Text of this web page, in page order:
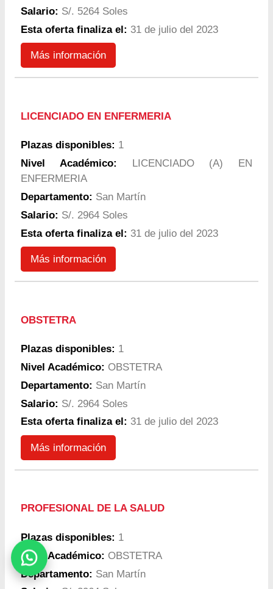
Salario: S/. 5264 Soles
Esta oferta finaliza el: 31 de julio del 2023
Más información
LICENCIADO EN ENFERMERIA
Plazas disponibles: 1
Nivel Académico: LICENCIADO (A) EN
ENFERMERIA
Departamento: San Martín
Salario: S/. 2964 Soles
Esta oferta finaliza el: 31 de julio del 2023
Más información
OBSTETRA
Plazas disponibles: 1
Nivel Académico: OBSTETRA
Departamento: San Martín
Salario: S/. 2964 Soles
Esta oferta finaliza el: 31 de julio del 2023
Más información
PROFESIONAL DE LA SALUD
Plazas disponibles: 1
Nivel Académico: OBSTETRA
Departamento: San Martín